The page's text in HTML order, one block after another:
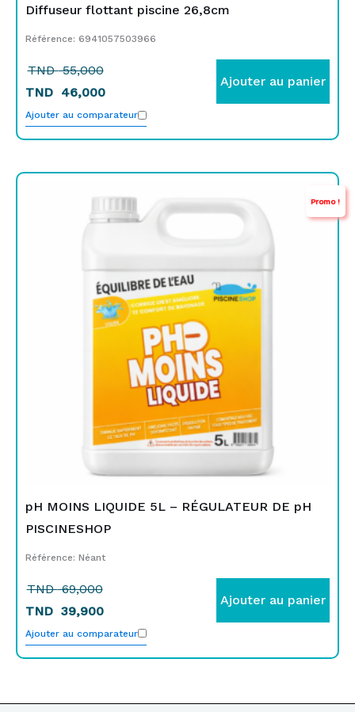
Diffuseur flottant piscine 26,8cm
Référence: 6941057503966
TND55,000
TND 46,000
Ajouter au panier
Ajouter au comparateur
Promo !
pH MOINS LIQUIDE 5L – RÉGULATEUR DE pH
PISCINESHOP
Référence: Néant
TND69,000
initial
TND
69,000.
TND 39,900
actuel
TND
39,900.
Ajouter au panier
Ajouter au comparateur